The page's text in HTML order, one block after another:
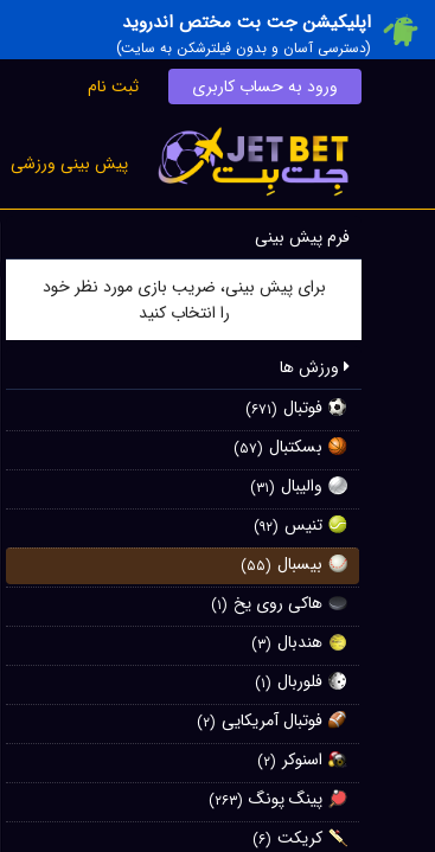
اپلیکیشن جت بت مختص اندروید
(دسترسی آسان و بدون فیلترشکن به سایت)
ورود به حساب کاربری ثبت نام
پیش بینی ورزشی
فرم پیش بینی
برای پیش بینی، ضریب بازی مورد نظر خود
را انتخاب کنید
ورزش ها
فوتبال (۶۷۱)
بسکتبال (۵۷)
والیبال (۳۱)
تنیس (۹۲)
بیسبال (۵۵)
هاکی روی یخ (۱)
هندبال (۳)
فلوربال (۱)
فوتبال آمریکایی (۲)
اسنوکر (۲)
پینگ پونگ (۲۶۳)
کریکت (۶)